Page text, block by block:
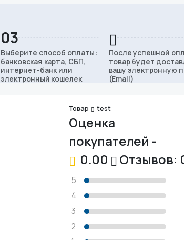
03
Выберите способ оплаты:
банковская карта, СБП,
интернет-банк или
электронный кошелек
После успешной
товар будет
вашу электронную
(Email)
Товар test
Оценка
покупателей -
0.00
Отзывов:
5
4
3
2